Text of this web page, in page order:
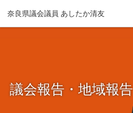
奈良県議会議員 あしたか清友
議会報告・地域報告